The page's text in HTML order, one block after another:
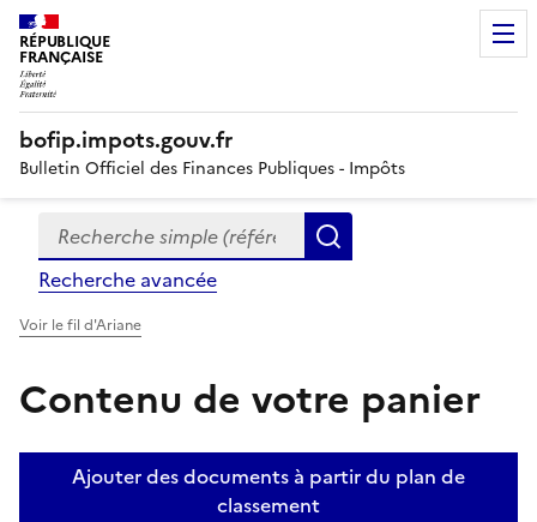
RÉPUBLIQUE
FRANÇAISE
bofip.impots.gouv.fr
Bulletin Officiel des Finances Publiques - Impôts
Formulaire
de
recherche
Recherche simple (références, mots clés, partie du
Recherche avancée
Voir le fil d'Ariane
Contenu de votre panier
Ajouter des documents à partir du plan de
classement